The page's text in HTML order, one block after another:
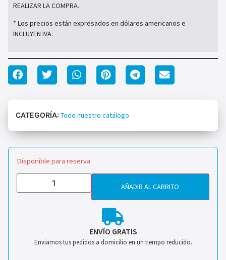
REALIZAR LA COMPRA.
* Los precios están expresados en dólares americanos e
INCLUYEN IVA.
CATEGORÍA: Todo nuestro catálogo
Disponible para reserva
AÑADIR AL CARRITO
ENVÍO GRATIS
Enviamos tus pedidos a domicilio en un tiempo reducido.